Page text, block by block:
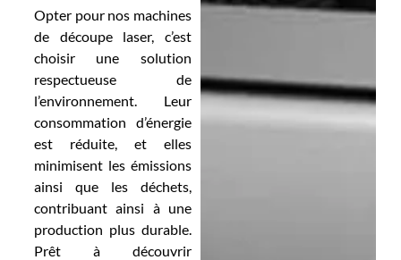
Opter pour nos machines
de découpe laser, c’est
choisir une solution
respectueuse de
l’environnement. Leur
consommation d’énergie
est réduite, et elles
minimisent les émissions
ainsi que les déchets,
contribuant ainsi à une
production plus durable.
Prêt à découvrir